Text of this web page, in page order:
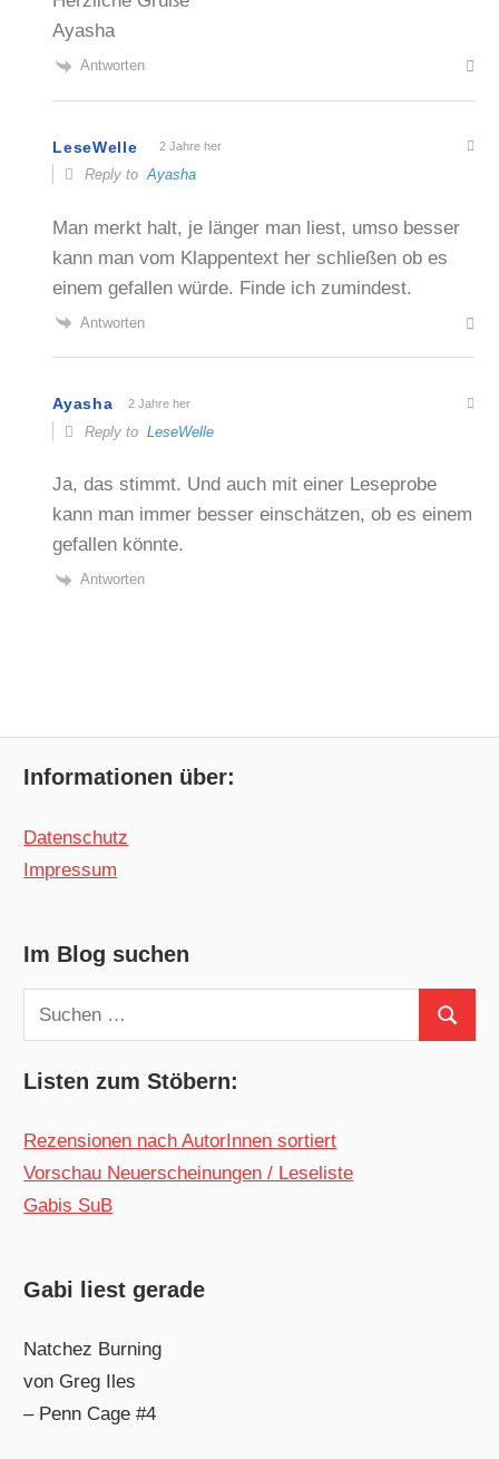
Ayasha
Antworten
LeseWelle 2 Jahre her
Reply toAyasha
Man merkt halt, je länger man liest, umso besser
kann man vom Klappentext her schließen ob es
einem gefallen würde. Finde ich zumindest.
Antworten
Ayasha 2 Jahre her
Reply toLeseWelle
Ja, das stimmt. Und auch mit einer Leseprobe
kann man immer besser einschätzen, ob es einem
gefallen könnte.
Antworten
Informationen über:
Datenschutz
Impressum
Im Blog suchen
Suchen
nach:
Suchen
Listen zum Stöbern:
Rezensionen nach AutorInnen sortiert
Vorschau Neuerscheinungen / Leseliste
Gabis SuB
Gabi liest gerade
Natchez Burning
von Greg Iles
– Penn Cage #4